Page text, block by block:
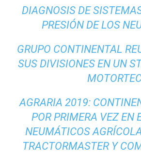
DIAGNOSIS DE
PRESIÓN DE LOS
GRUPO CONTINENTAL
SUS DIVISIONES EN UN
AGRARIA 2019:
POR PRIMERA VEZ EN
NEUMÁTICOS
TRACTORMASTER Y